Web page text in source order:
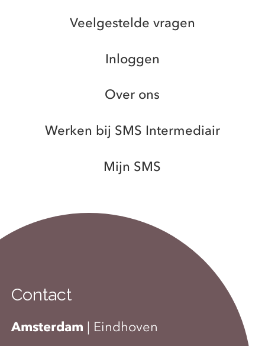
Veelgestelde vragen
Inloggen
Over ons
Werken bij SMS Intermediair
Mijn SMS
Contact
Amsterdam | Eindhoven